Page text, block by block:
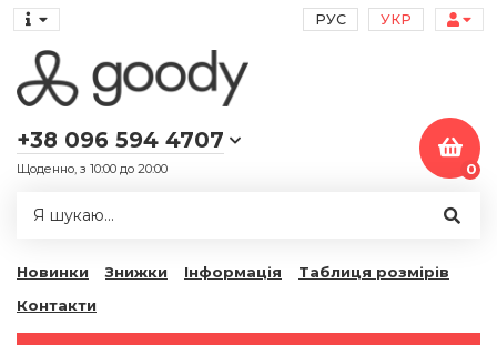
РУС УКР
+38 096 594 4707
Щоденно, з 10:00 до 20:00 0
Новинки Знижки Інформація
Таблиця розмірів
Контакти